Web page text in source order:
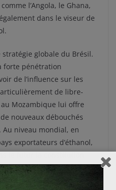
l’Angola, le Ghana,
dans le viseur de
stratégie globale du Brésil.
forte pénétration
de l’influence sur les
de libre-
Mozambique lui offre
nouveaux débouchés
Au niveau mondial, en
exportateurs d’éthanol,
le futur la constitution
vert dont il serait le chef
et stratégie